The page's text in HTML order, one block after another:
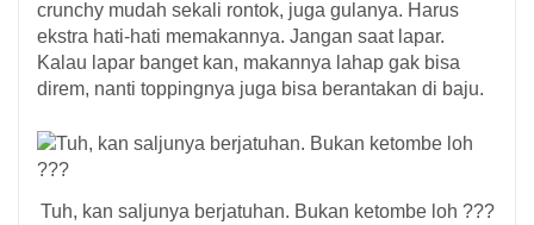
crunchy mudah sekali rontok, juga gulanya. Harus
ekstra hati-hati memakannya. Jangan saat lapar.
Kalau lapar banget kan, makannya lahap gak bisa
direm, nanti toppingnya juga bisa berantakan di baju.
Tuh, kan saljunya berjatuhan. Bukan ketombe loh ???